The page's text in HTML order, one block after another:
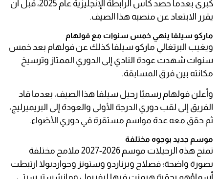
كبرى بعدما حصد كأس الرابطة الإنجليزية عام 2025، قبل أن
يقرر الابتعاد عن منصبه هذا الصيف.
ماركو سيلفا ينهي خمس سنوات مع فولهام
ويغيب البرتغالي ماركو سيلفا كذلك عن فولهام بعد خمس
سنوات شهدت عودة النادي إلى الدوري الممتاز وترسيخ
مكانته بين فرق المسابقة.
وأعلن فولهام رسميًا رحيل سيلفا هذا الصيف، بعدما قاد
الفريق إلى لقب دوري الدرجة الأولى والعودة إلى البريميرليج،
ثم حقق معه عدة مواسم مستقرة في دوري الأضواء.
موسم جديد بوجوه مختلفة
تمنح هذه الرحيلات موسم 2026-2027 ملامح مختلفة
بصورة واضحة؛ فصلاح وبرناردو وستونز وجوارديولا ارتبطت